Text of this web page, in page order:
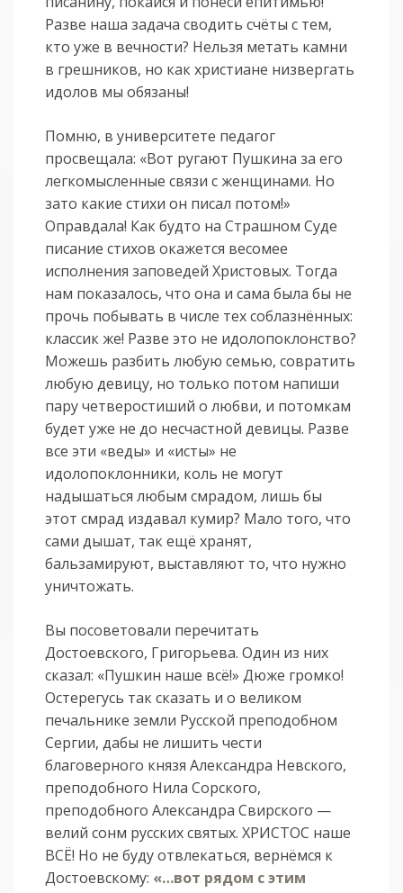
Разве наша задача сводить счёты с тем,
кто уже в вечности? Нельзя метать камни
в грешников, но как христиане низвергать
идолов мы обязаны!
Помню, в университете педагог
просвещала: «Вот ругают Пушкина за его
легкомысленные связи с женщинами. Но
зато какие стихи он писал потом!»
Оправдала! Как будто на Страшном Суде
писание стихов окажется весомее
исполнения заповедей Христовых. Тогда
нам показалось, что она и сама была бы не
прочь побывать в числе тех соблазнённых:
классик же! Разве это не идолопоклонство?
Можешь разбить любую семью, совратить
любую девицу, но только потом напиши
пару четверостиший о любви, и потомкам
будет уже не до несчастной девицы. Разве
все эти «веды» и «исты» не
идолопоклонники, коль не могут
надышаться любым смрадом, лишь бы
этот смрад издавал кумир? Мало того, что
сами дышат, так ещё хранят,
бальзамируют, выставляют то, что нужно
уничтожать.
Вы посоветовали перечитать
Достоевского, Григорьева. Один из них
сказал: «Пушкин наше всё!» Дюже громко!
Остерегусь так сказать и о великом
печальнике земли Русской преподобном
Сергии, дабы не лишить чести
благоверного князя Александра Невского,
преподобного Нила Сорского,
преподобного Александра Свирского —
велий сонм русских святых. ХРИСТОС наше
ВСЁ! Но не буду отвлекаться, вернёмся к
Достоевскому: «…вот рядом с этим